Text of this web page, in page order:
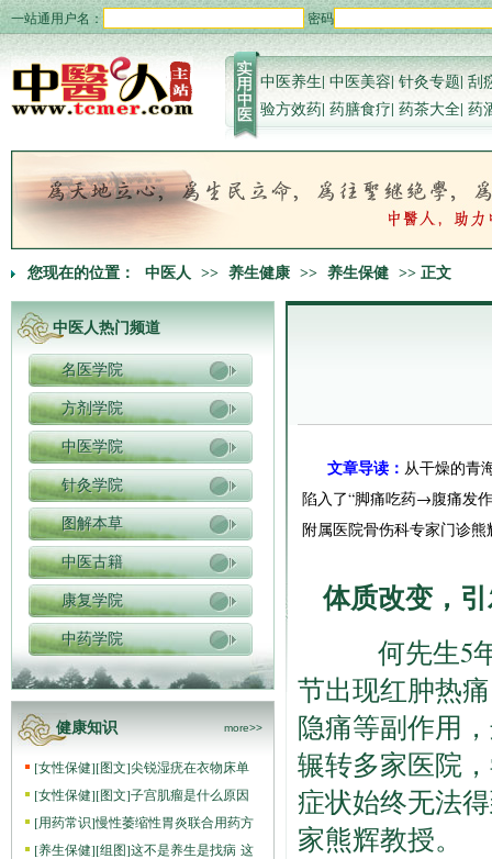
一站通用户名： 密码
中医养生|中医美容|针灸专题|刮
验方效药| 药膳食疗| 药茶大全| 药
您现在的位置： 中医人 >> 养生健康 >> 养生保健 >> 正文
中医人热门频道
名医学院
方剂学院
中医学院
针灸学院
图解本草
中医古籍
康复学院
中药学院
健康知识 more>>
[女性保健][图文]尖锐湿疣在衣物床单
[女性保健][图文]子宫肌瘤是什么原因
[用药常识]慢性萎缩性胃炎联合用药方
[养生保健][组图]这不是养生是找病 这
文章导读： 从干燥的青
陷入了“脚痛吃药→腹痛发
附属医院骨伤科专家门诊
体质改变，
何先生5年
节出现红肿热
隐痛等副作用
辗转多家医院
症状始终无法
家熊辉教授。